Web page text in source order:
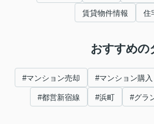
賃貸物件情報 住
おすすめの
#マンション売却 #マンション購入
#都営新宿線 #浜町 #グラ